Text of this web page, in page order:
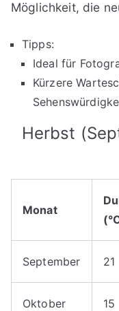
Möglichkeit, die
Tipps:
Ideal für
Kürzere
Herbst
Monat
September 21
Oktober 15